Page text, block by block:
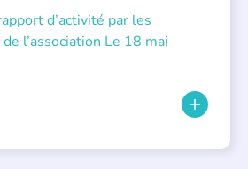
d’activité par les
l’association Le 18 mai